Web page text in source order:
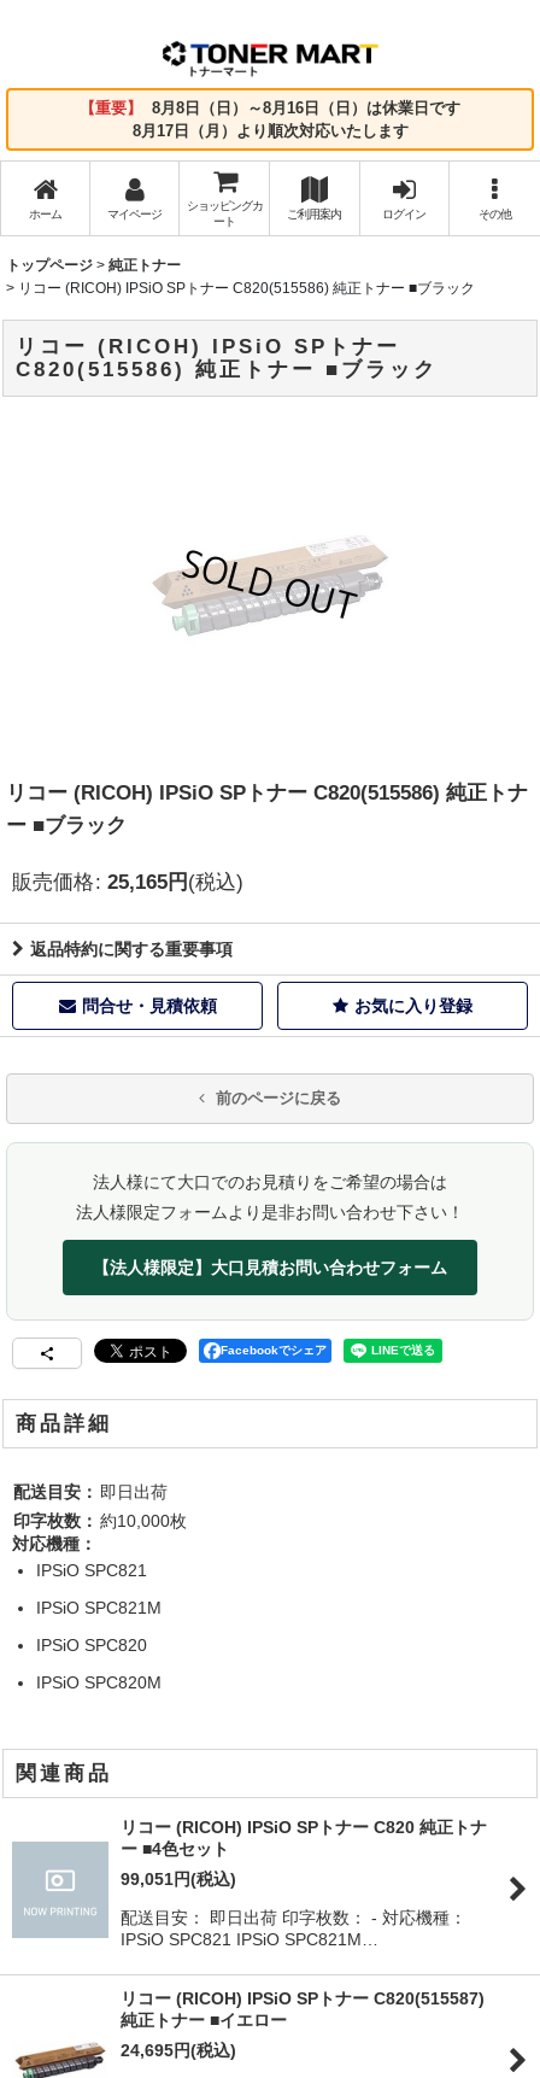
【重要】
8月8日（日）～8月16日（日）は休業日です
8月17日（月）より順次対応いたします
ホーム マイページ
ショッピングカ
ート
ご利用案内 ログイン その他
トップページ > 純正トナー
> リコー (RICOH) IPSiO SPトナー C820(515586) 純正トナー ■ブラック
リコー (RICOH) IPSiO SPトナー
C820(515586) 純正トナー ■ブラック
リコー (RICOH) IPSiO SPトナー C820(515586) 純正トナ
ー ■ブラック
販売価格: 25,165円 (税込)
返品特約に関する重要事項
問合せ・見積依頼 お気に入り登録
前のページに戻る
法人様にて大口でのお見積りをご希望の場合は
法人様限定フォームより是非お問い合わせ下さい！
【法人様限定】大口見積お問い合わせフォーム
Facebookでシェア
商品詳細
配送目安： 即日出荷
印字枚数： 約10,000枚
対応機種：
IPSiO SPC821
IPSiO SPC821M
IPSiO SPC820
IPSiO SPC820M
関連商品
リコー (RICOH) IPSiO SPトナー C820 純正トナ
ー ■4色セット
99,051円(税込)
配送目安： 即日出荷 印字枚数： - 対応機種：
IPSiO SPC821 IPSiO SPC821M…
リコー (RICOH) IPSiO SPトナー C820(515587)
純正トナー ■イエロー
24,695円(税込)